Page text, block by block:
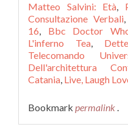
Matteo Salvini: Età,
Consultazione Verbali,
16, Bbc Doctor
L'inferno Tea,
Telecomando
Dell'architettura
Catania, Live, Laugh
Bookmark permalink .